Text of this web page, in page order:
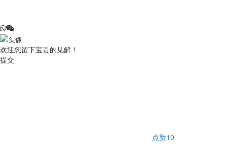
欢迎您留下宝贵的见解！
提交
点赞10